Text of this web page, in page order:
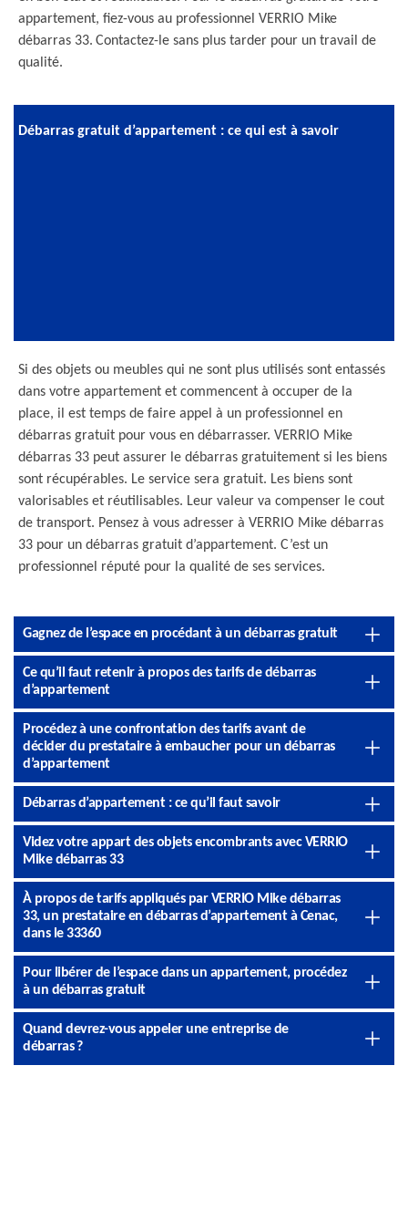
appartement, fiez-vous au professionnel VERRIO Mike
débarras 33. Contactez-le sans plus tarder pour un travail de
qualité.
Débarras gratuit d’appartement : ce qui est à savoir
Si des objets ou meubles qui ne sont plus utilisés sont entassés
dans votre appartement et commencent à occuper de la
place, il est temps de faire appel à un professionnel en
débarras gratuit pour vous en débarrasser. VERRIO Mike
débarras 33 peut assurer le débarras gratuitement si les biens
sont récupérables. Le service sera gratuit. Les biens sont
valorisables et réutilisables. Leur valeur va compenser le cout
de transport. Pensez à vous adresser à VERRIO Mike débarras
33 pour un débarras gratuit d’appartement. C’est un
professionnel réputé pour la qualité de ses services.
Gagnez de l’espace en procédant à un débarras gratuit
Ce qu’il faut retenir à propos des tarifs de débarras
d’appartement
Procédez à une confrontation des tarifs avant de
décider du prestataire à embaucher pour un débarras
d’appartement
Débarras d’appartement : ce qu’il faut savoir
Videz votre appart des objets encombrants avec VERRIO
Mike débarras 33
À propos de tarifs appliqués par VERRIO Mike débarras
33, un prestataire en débarras d’appartement à Cenac,
dans le 33360
Pour libérer de l’espace dans un appartement, procédez
à un débarras gratuit
Quand devrez-vous appeler une entreprise de
débarras ?